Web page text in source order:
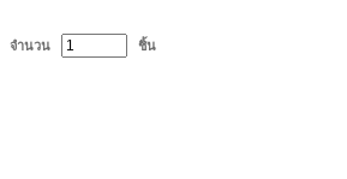
จำนวน ชิ้น